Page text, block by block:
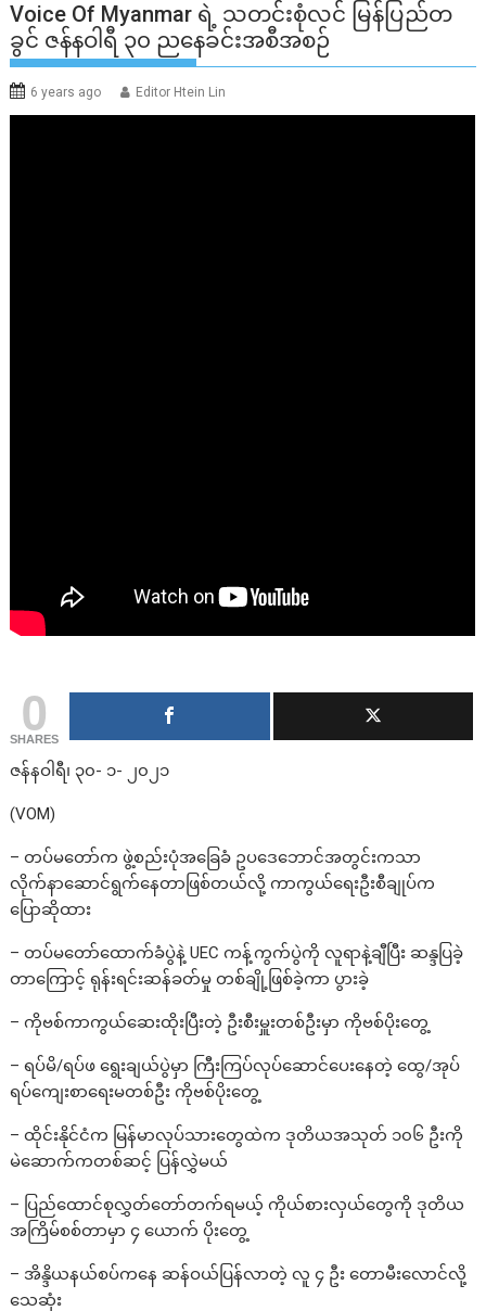
Voice Of Myanmar ရဲ့ သတင်းစုံလင် မြန်ပြည်တ
ခွင် ဇန်နဝါရီ ၃၀ ညနေခင်းအစီအစဉ်
6 years ago Editor Htein Lin
0
SHARES
ဇန်နဝါရီ၊ ၃၀- ၁- ၂၀၂၁
(VOM)
– တပ်မတော်က ဖွဲ့စည်းပုံအခြေခံ ဥပဒေဘောင်အတွင်းကသာ
လိုက်နာဆောင်ရွက်နေတာဖြစ်တယ်လို့ ကာကွယ်ရေးဦးစီချုပ်က
ပြောဆိုထား
– တပ်မတော်ထောက်ခံပွဲနဲ့ UEC ကန့်ကွက်ပွဲကို လူရာနဲ့ချီပြီး ဆန္ဒပြခဲ့
တာကြောင့် ရုန်းရင်းဆန်ခတ်မှု တစ်ချို့ဖြစ်ခဲ့ကာ ပွားခဲ့
– ကိုဗစ်ကာကွယ်ဆေးထိုးပြီးတဲ့ ဦးစီးမှူးတစ်ဦးမှာ ကိုဗစ်ပိုးတွေ့
– ရပ်မိ/ရပ်ဖ ရွေးချယ်ပွဲမှာ ကြီးကြပ်လုပ်ဆောင်ပေးနေတဲ့ ထွေ/အုပ်
ရပ်ကျေးစာရေးမတစ်ဦး ကိုဗစ်ပိုးတွေ့
– ထိုင်းနိုင်ငံက မြန်မာလုပ်သားတွေထဲက ဒုတိယအသုတ် ၁၀၆ ‌ဦးကို
မဲဆောက်ကတစ်ဆင့် ပြန်လွှဲမယ်
– ပြည်ထောင်စုလွှတ်တော်တက်ရမယ့် ကိုယ်စားလှယ်တွေကို ဒုတိယ
အကြိမ်စစ်တာမှာ ၄ ယောက် ပိုးတွေ့
– အိန္ဒိယနယ်စပ်ကနေ ဆန်ဝယ်ပြန်လာတဲ့ လူ ၄ ဦး တောမီးလောင်လို့
သေဆုံး